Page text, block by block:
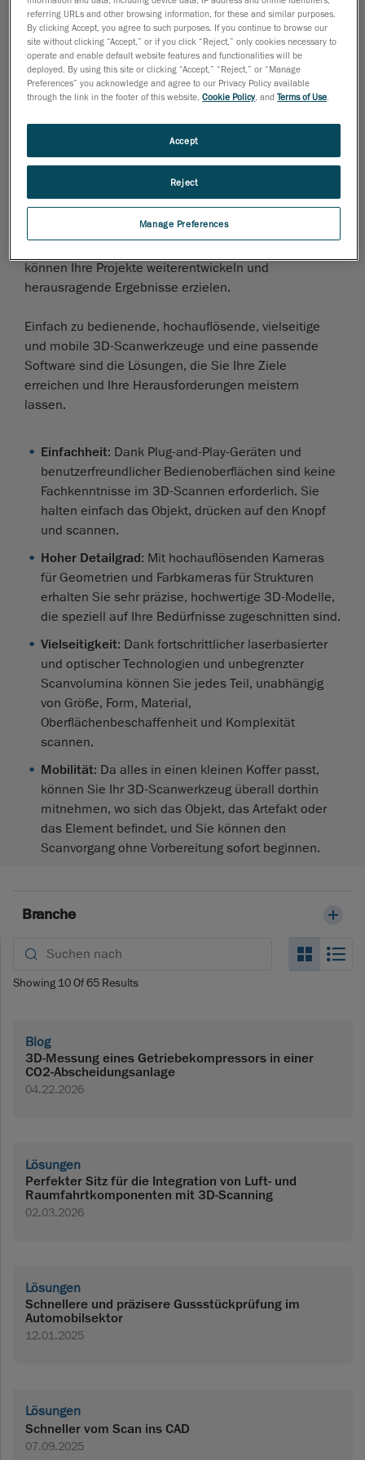
Videospiele oder Filme oder für Schulungen,
Wissenschaft, Bildungs- oder militärische Zwecke. Sie
können Ihre Inhalte von Grund auf neu erstellen, aber
Sie können auch reale Objekte in Ihre Modelle
integrieren, um reichhaltige visuelle Effekte oder
lebensechte 3D-Objekte zu erzeugen. Dank des 3D-
Scannens ist dies jetzt mit nur geringem zusätzlichen
Aufwand möglich.
DIE CREAFORM-LÖSUNG
Mit den3D-Handscanner-Technologien von Creaform
eröffnen sich Ihnen neue Möglichkeiten, die mit
können Ihre Projekte weiterentwickeln und
herausragende Ergebnisse erzielen.
Einfach zu bedienende, hochauflösende, vielseitige
und mobile 3D-Scanwerkzeuge und eine passende
Software sind die Lösungen, die Sie Ihre Ziele
erreichen und Ihre Herausforderungen meistern
lassen.
Einfachheit: Dank Plug-and-Play-Geräten und
benutzerfreundlicher Bedienoberflächen sind keine
Fachkenntnisse im 3D-Scannen erforderlich. Sie
halten einfach das Objekt, drücken auf den Knopf
und scannen.
Hoher Detailgrad: Mit hochauflösenden Kameras
für Geometrien und Farbkameras für Strukturen
erhalten Sie sehr präzise, hochwertige 3D-Modelle,
die speziell auf Ihre Bedürfnisse zugeschnitten sind.
Vielseitigkeit: Dank fortschrittlicher laserbasierter
und optischer Technologien und unbegrenzter
Scanvolumina können Sie jedes Teil, unabhängig
von Größe, Form, Material,
Oberflächenbeschaffenheit und Komplexität
scannen.
Mobilität: Da alles in einen kleinen Koffer passt,
können Sie Ihr 3D-Scanwerkzeug überall dorthin
mitnehmen, wo sich das Objekt, das Artefakt oder
das Element befindet, und Sie können den
Scanvorgang ohne Vorbereitung sofort beginnen.
Branche
Showing 10Of65 Results
Blog
3D-Messung eines Getriebekompressors in einer
CO2-Abscheidungsanlage
04.22.2026
Lösungen
Perfekter Sitz für die Integration von Luft- und
Raumfahrtkomponenten mit 3D-Scanning
02.03.2026
Lösungen
Schnellere und präzisere Gussstückprüfung im
Automobilsektor
12.01.2025
Lösungen
Schneller vom Scan ins CAD
07.09.2025
referring URLs and other browsing information, for these and similar purposes.
By clicking Accept, you agree to such purposes. If you continue to browse our
site without clicking “Accept,” or if you click “Reject,” only cookies necessary to
operate and enable default website features and functionalities will be
deployed. By using this site or clicking “Accept,” “Reject,” or “Manage
Preferences” you acknowledge and agree to our Privacy Policy available
through the link in the footer of this website,Cookie Policy, andTerms of Use
Manage Preferences
Reject
Accept